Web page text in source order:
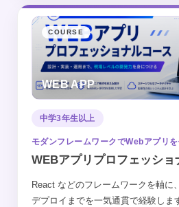
COURSE
WEB APP
中学3年生以上
モダンフレームワークでWebアプリを
WEBアプリプロフェッショ
React などのフレームワークを軸に
デプロイまでを一気通貫で経験しま